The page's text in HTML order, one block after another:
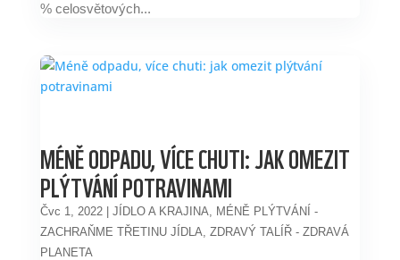
% celosvětových...
MÉNĚ ODPADU, VÍCE CHUTI: JAK OMEZIT
PLÝTVÁNÍ POTRAVINAMI
Čvc 1, 2022| JÍDLO A KRAJINA, MÉNĚ PLÝTVÁNÍ -
ZACHRAŇME TŘETINU JÍDLA, ZDRAVÝ TALÍŘ - ZDRAVÁ
PLANETA